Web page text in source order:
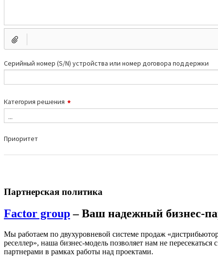
Партнерская политика
Factor group– Ваш надежный бизнес-
Мы работаем по двухуровневой системе продаж
реселлер», наша бизнес-модель позволяет нам не пересекаться с
партнерами в рамках работы над проектами.